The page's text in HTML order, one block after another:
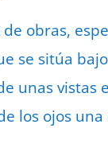
obras,
se sitúa
unas vistas
los ojos una